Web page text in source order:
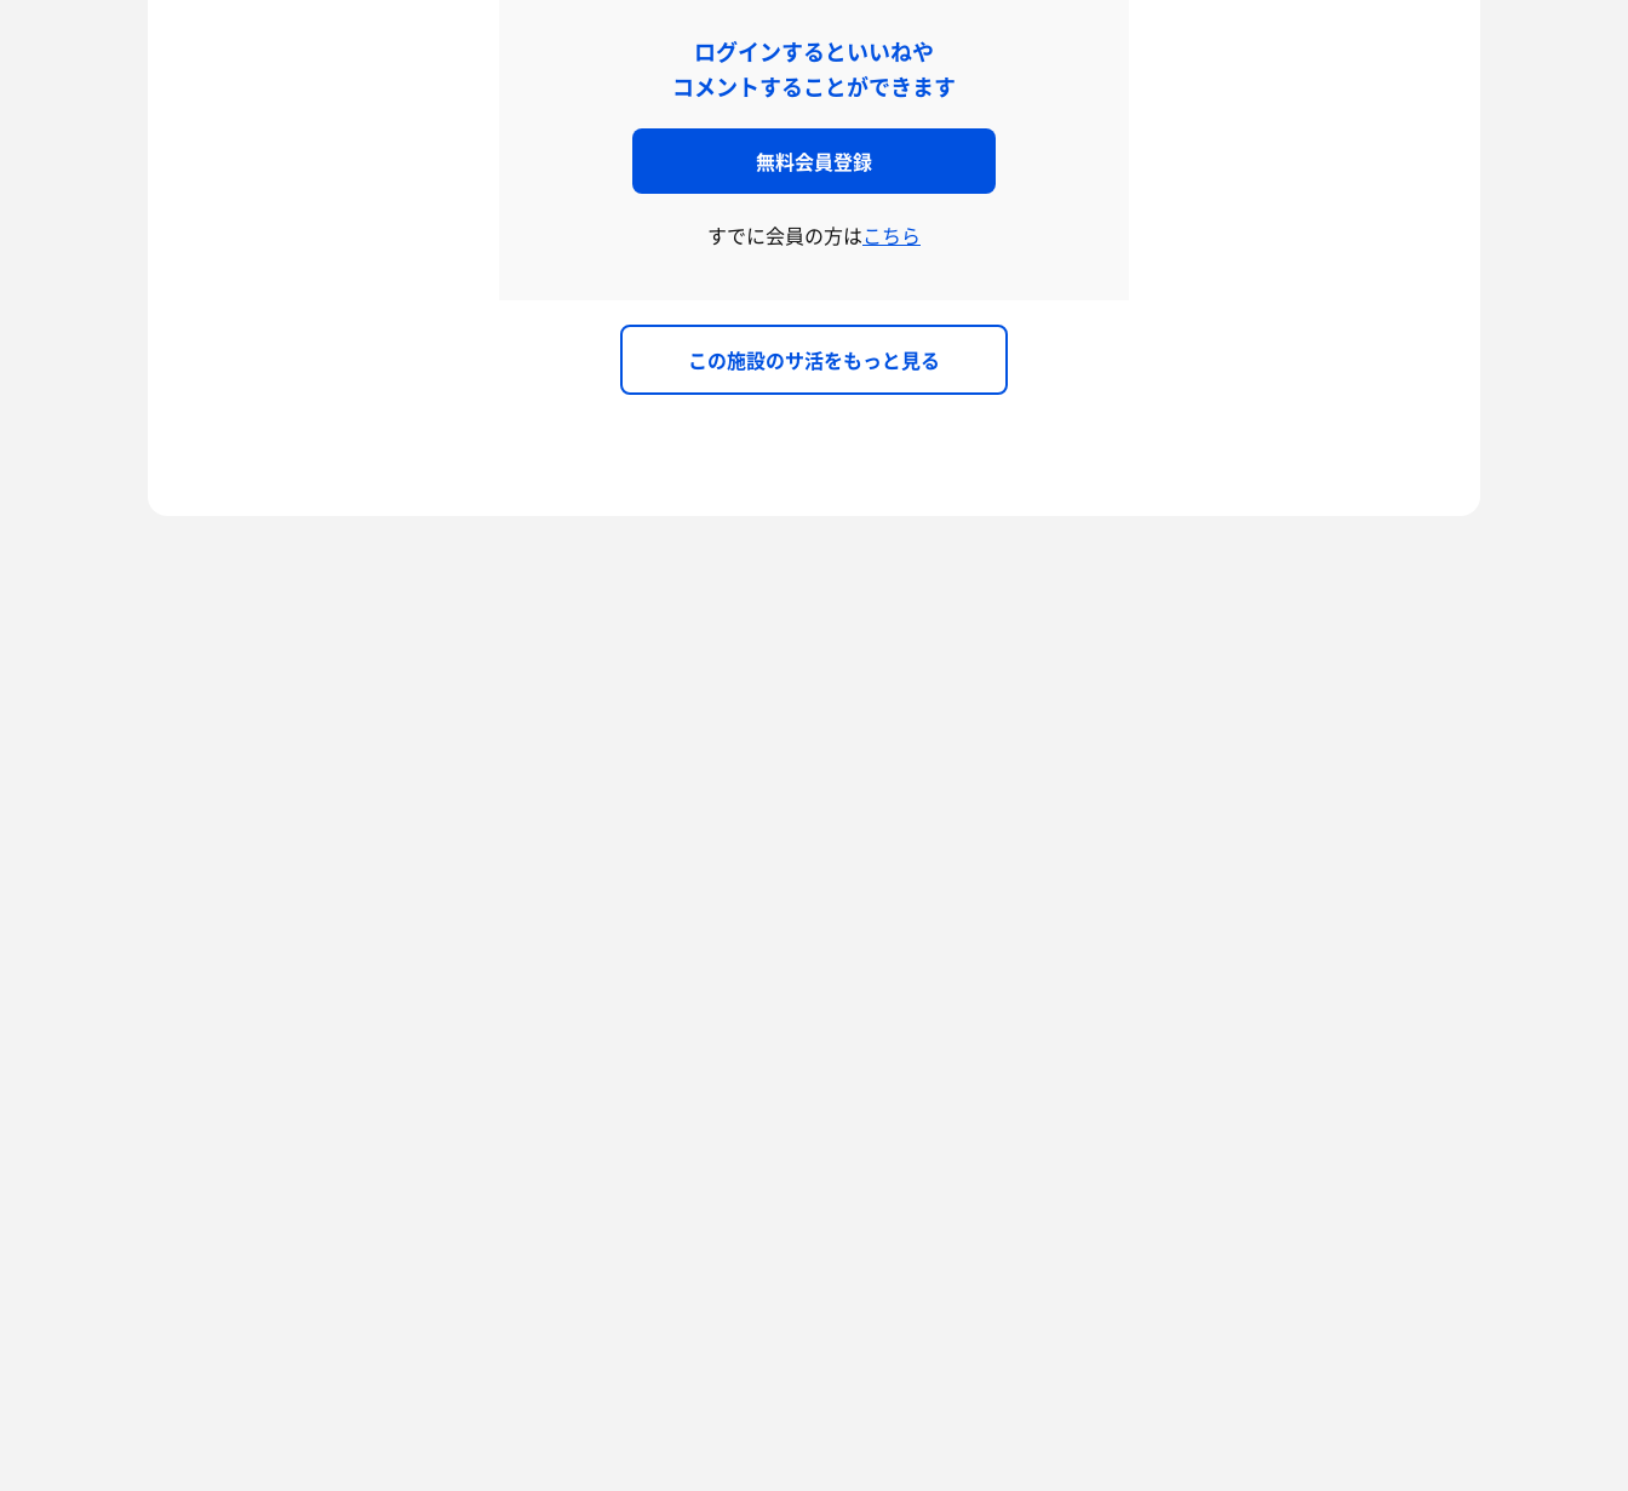
ログインするといいねや
コメントすることができます
無料会員登録
すでに会員の方はこちら
この施設のサ活をもっと見る